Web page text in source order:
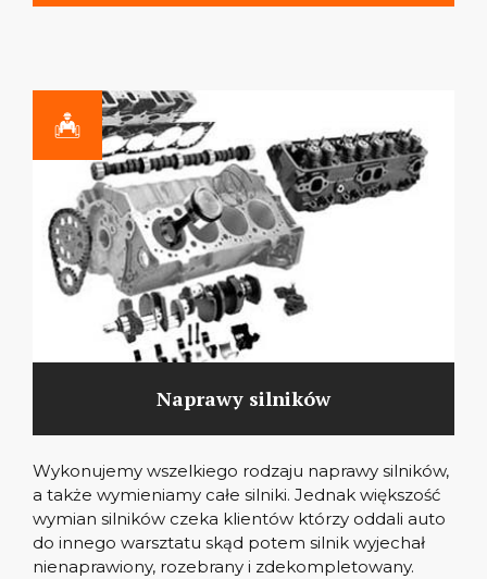
Naprawy silników
Wykonujemy wszelkiego rodzaju naprawy silników,
a także wymieniamy całe silniki. Jednak większość
wymian silników czeka klientów którzy oddali auto
do innego warsztatu skąd potem silnik wyjechał
nienaprawiony, rozebrany i zdekompletowany.